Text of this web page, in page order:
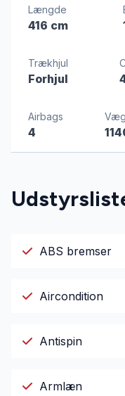
Længde
416 cm
Trækhjul
Forhjul
Airbags
4
ABS bremser
Aircondition
Antispin
Armlæn